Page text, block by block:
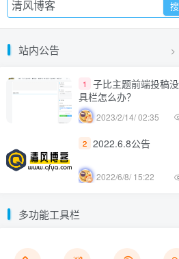
站内公告
1
子比主题前端投稿
具栏怎么办？
2023/2/14/ 02:35
2 2022.6.8公告
2022/6/8/ 15:22
多功能工具栏